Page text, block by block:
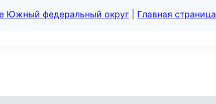
Южный федеральный округ Главная страница